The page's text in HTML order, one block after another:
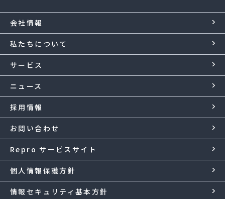
会社情報
私たちについて
サービス
ニュース
採用情報
お問い合わせ
Repro サービスサイト
個人情報保護方針
情報セキュリティ基本方針